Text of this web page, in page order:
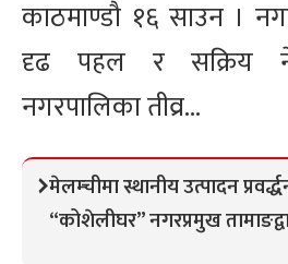
काठमाण्डौ १६ साउन ।
दृढ पहल र सक्रिय
नगरपालिका तीव्र...
मेलम्चीमा स्थानीय उत्पादन
“कोशेलीघर” नगरप्रमुख